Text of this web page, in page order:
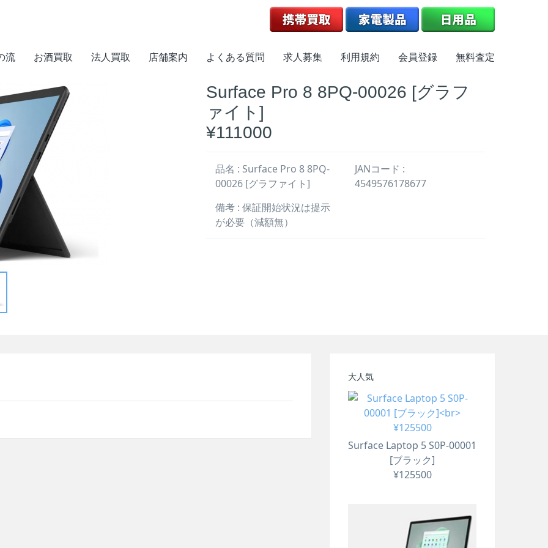
流 お酒買取 法人買取 店舗案内 よくある質問 求人募集 利用規約 会員登録 無料査定
Surface Pro 8 8PQ-00026 [グラフ
ァイト]
¥111000
品名 : Surface Pro 8 8PQ-
00026 [グラファイト]
JANコード :
4549576178677
備考 : 保証開始状況は提示
が必要（減額無）
大人気
Surface Laptop 5 S0P-00001
[ブラック]
¥125500